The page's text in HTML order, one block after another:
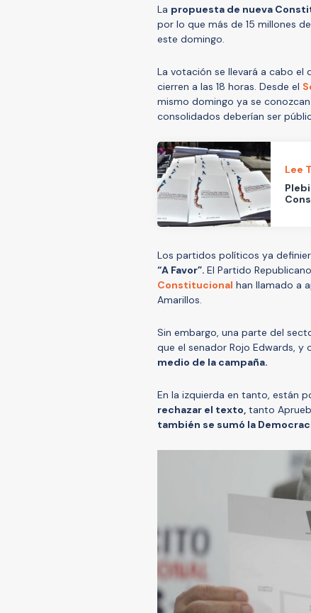
La propuesta de nueva
por lo que más de 15 millones
este domingo.
La votación se llevará a cabo el
cierren a las 18 horas. Desde el
mismo domingo ya se
consolidados deberían ser
Lee
Los partidos políticos ya
“A Favor”. El Partido
Constitucional han llamado a
Amarillos.
Sin embargo, una parte del
que el senador Rojo Edwards, y
medio de la campaña.
En la izquierda en tanto, están
rechazar el texto, tanto
también se sumó la